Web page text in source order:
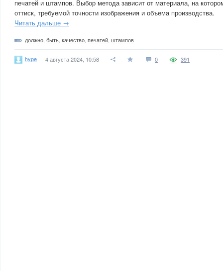
печатей и штампов. Выбор метода зависит от материала, на
оттиск, требуемой точности изображения и объема производства.
Читать дальше →
должно быть качество печатей штампов
hype 4 августа 2024, 10:58 0 391